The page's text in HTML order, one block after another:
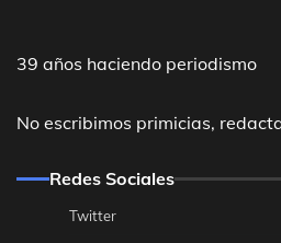
39 años haciendo periodismo
No escribimos primicias,
Redes Sociales
Twitter